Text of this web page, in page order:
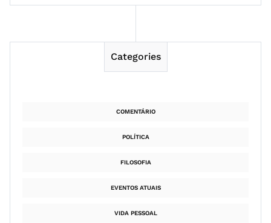
Categories
COMENTÁRIO
POLÍTICA
FILOSOFIA
EVENTOS ATUAIS
VIDA PESSOAL